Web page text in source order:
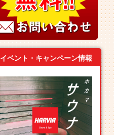
イベント・キャンペーン情報